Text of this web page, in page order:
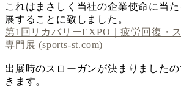
これはまさしく当社の企業使命に当
展することに致しました。
第1回リカバリーEXPO｜疲労回復・
専門展 (sports-st.com)
出展時のスローガンが決まりました
きます。